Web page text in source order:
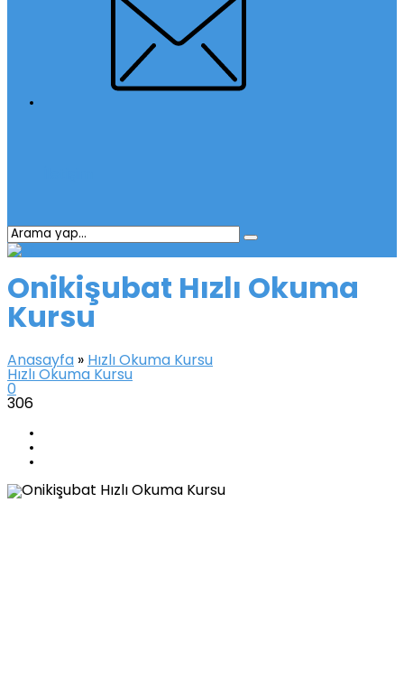
Onikişubat Hızlı Okuma
Kursu
Anasayfa » Hızlı Okuma Kursu
Hızlı Okuma Kursu
0
306